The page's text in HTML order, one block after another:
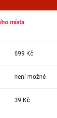
místa
699 Kč
není možné
39 Kč